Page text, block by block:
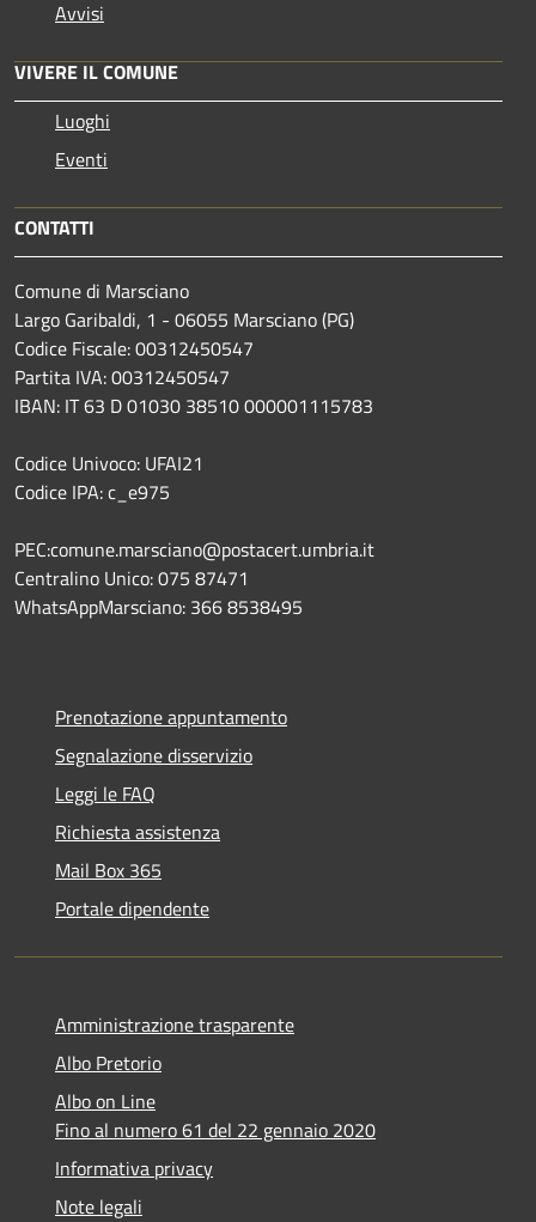
Avvisi
VIVERE IL COMUNE
Luoghi
Eventi
CONTATTI
Comune di Marsciano
Largo Garibaldi, 1 - 06055 Marsciano (PG)
Codice Fiscale: 00312450547
Partita IVA: 00312450547
IBAN: IT 63 D 01030 38510 000001115783
Codice Univoco: UFAI21
Codice IPA: c_e975
PEC:comune.marsciano@postacert.umbria.it
Centralino Unico: 075 87471
WhatsAppMarsciano: 366 8538495
Prenotazione appuntamento
Segnalazione disservizio
Leggi le FAQ
Richiesta assistenza
Mail Box 365
Portale dipendente
Amministrazione trasparente
Albo Pretorio
Albo on Line
Fino al numero 61 del 22 gennaio 2020
Informativa privacy
Note legali